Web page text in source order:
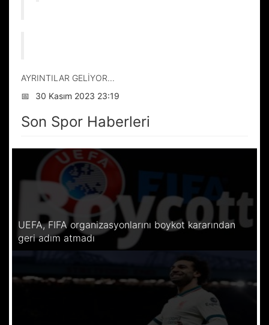
AYRINTILAR GELİYOR...
📅
30 Kasım 2023 23:19
Son Spor Haberleri
UEFA, FIFA organizasyonlarını boykot kararından
geri adım atmadı